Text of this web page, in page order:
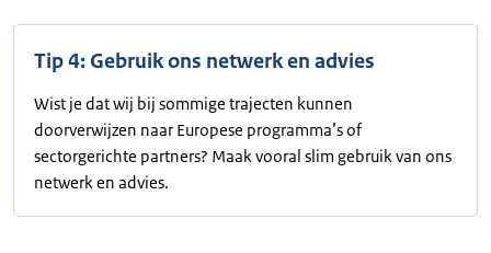
Tip 4: Gebruik ons netwerk en advies
Wist je dat wij bij sommige trajecten kunnen
doorverwijzen naar Europese programma’s of
sectorgerichte partners? Maak vooral slim gebruik van ons
netwerk en advies.